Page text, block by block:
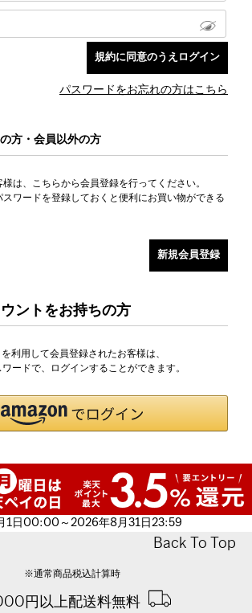
パスワードをお忘れの方はこちら
方・会員以外の方
は、こちらから会員登録を行ってください。
スワードを登録しておくと便利にお買い物ができる
ントをお持ちの方
利用して会員登録されたお客様は、
ードで、ログインすることができます。
1日00:00～2026年8月31日23:59
Back To Top
※通常商品税込計算時
円以上配送料無料